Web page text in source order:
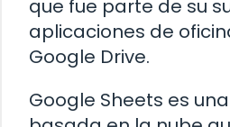
que fue parte de su
aplicaciones de
Google Drive.
Google Sheets es